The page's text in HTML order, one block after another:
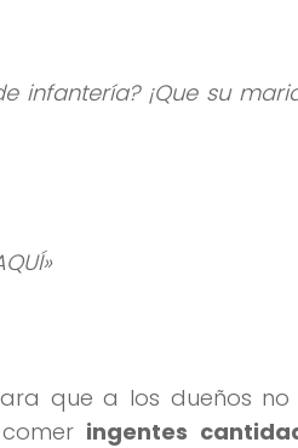
infantería? ¡Que su
que a los dueños no
ingentes